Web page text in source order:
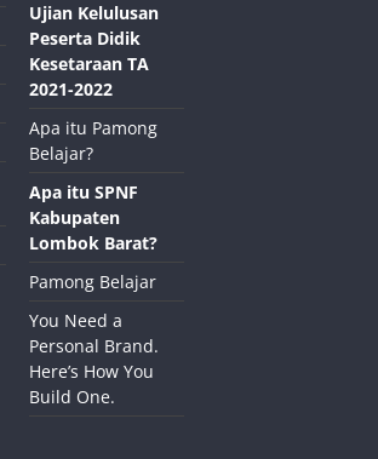
Ujian Kelulusan
Peserta Didik
Kesetaraan TA
2021-2022
Apa itu Pamong
Belajar?
Apa itu SPNF
Kabupaten
Lombok Barat?
Pamong Belajar
You Need a
Personal Brand.
Here’s How You
Build One.